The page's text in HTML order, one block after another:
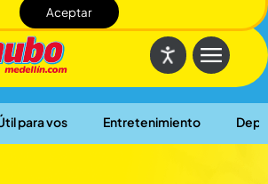
para vos Entretenimiento
Cerrar
Aceptar